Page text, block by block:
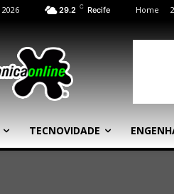
2026 29.2 C Recife Home
TECNOVIDADE